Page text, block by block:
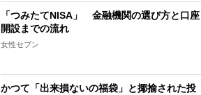
「つみたてNISA」 金融機関の選び方と口座
開設までの流れ
女性セブン
かつて「出来損ないの福袋」と揶揄された投